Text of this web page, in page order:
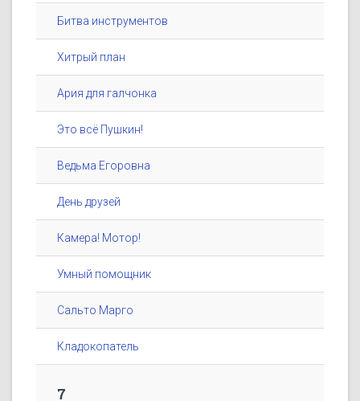
Битва инструментов
Хитрый план
Ария для галчонка
Это всё Пушкин!
Ведьма Егоровна
День друзей
Камера! Мотор!
Умный помощник
Сальто Марго
Кладокопатель
7